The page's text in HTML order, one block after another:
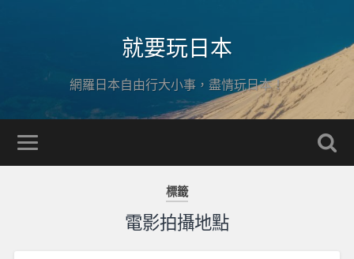
就要玩日本
網羅日本自由行大小事，盡情玩日本！
標籤
電影拍攝地點